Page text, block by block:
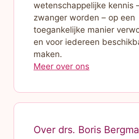
wetenschappelijke kennis
zwanger worden – op een
toegankelijke manier
en voor iedereen
maken.
Meer over ons
Over drs. Boris